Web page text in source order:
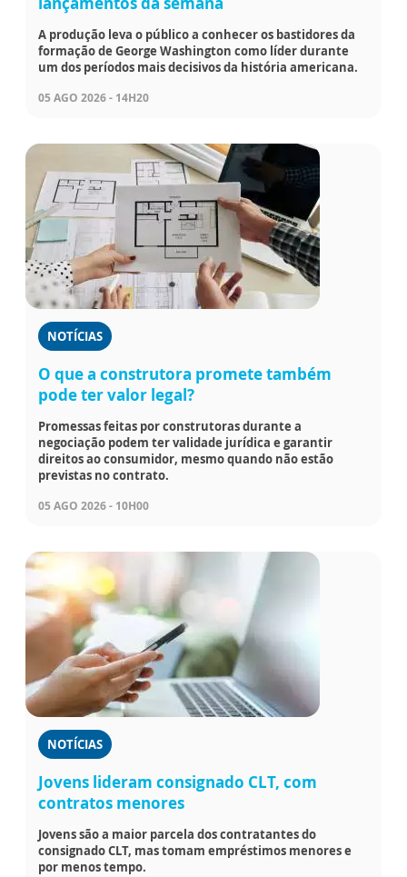
A produção leva o público a conhecer os bastidores da
formação de George Washington como líder durante
um dos períodos mais decisivos da história americana.
05 AGO 2026 - 14H20
NOTÍCIAS
O que a construtora promete também
pode ter valor legal?
Promessas feitas por construtoras durante a
negociação podem ter validade jurídica e garantir
direitos ao consumidor, mesmo quando não estão
previstas no contrato.
05 AGO 2026 - 10H00
NOTÍCIAS
Jovens lideram consignado CLT, com
contratos menores
Jovens são a maior parcela dos contratantes do
consignado CLT, mas tomam empréstimos menores e
por menos tempo.